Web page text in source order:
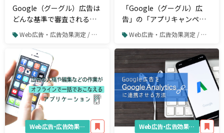
Google（グーグル）広告は
どんな基準で審査される？
対象項目や落ちたときの対
処法まで
Web広告・広告効果測定 / リスティング広告 / Google広告
「Google（グーグル）広
告」の「アプリキャンペー
ン」で自社アプリを宣伝し
よう
Web広告・広告効果測定 / リスティング広告 / Google広告
Web広告・広告効果測定 Web広告・広告効果測定